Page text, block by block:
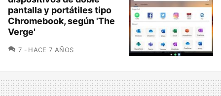
pantalla y portátiles tipo
Chromebook, según 'The
Verge'
7 COMENTARIOS
HACE 7 AÑOS